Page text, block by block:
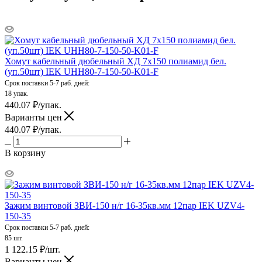
Хомут кабельный дюбельный ХД 7х150 полиамид бел.
(уп.50шт) IEK UHH80-7-150-50-K01-F
Срок поставки 5-7 раб. дней:
18 упак.
440.07 ₽/упак.
Варианты цен
440.07 ₽/упак.
В корзину
Зажим винтовой ЗВИ-150 н/г 16-35кв.мм 12пар IEK UZV4-
150-35
Срок поставки 5-7 раб. дней:
85 шт.
1 122.15 ₽/шт.